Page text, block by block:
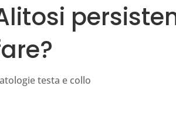
testa e collo